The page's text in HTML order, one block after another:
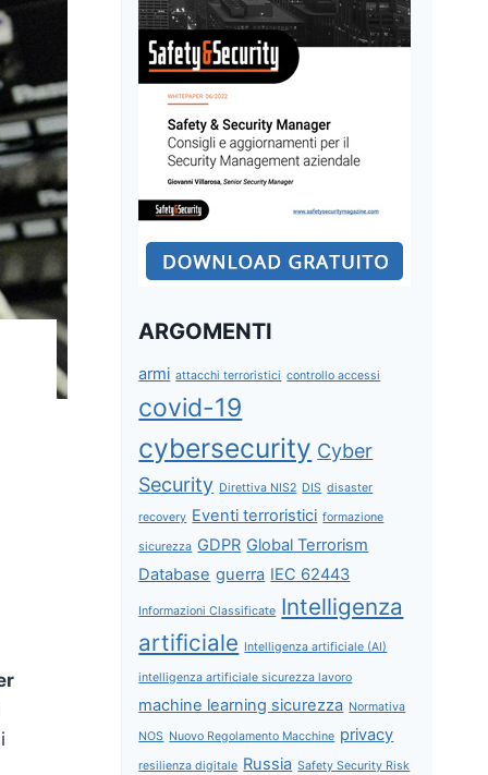
ARGOMENTI
armi attacchi terroristici controllo accessi
covid-19
cybersecurity Cyber
Security Direttiva NIS2 DIS disaster
recovery Eventi terroristici formazione
sicurezza GDPR Global Terrorism
Database guerra IEC 62443
Informazioni Classificate Intelligenza
artificiale Intelligenza artificiale (AI)
intelligenza artificiale sicurezza lavoro
machine learning sicurezza Normativa
NOS Nuovo Regolamento Macchine privacy
resilienza digitale Russia Safety Security Risk